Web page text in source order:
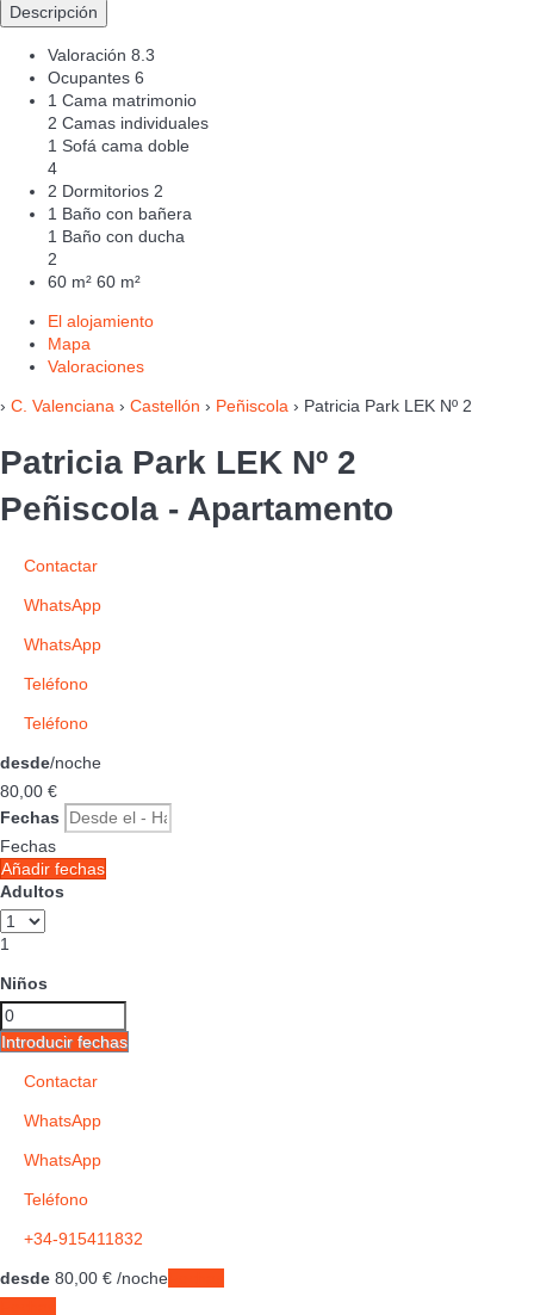
Descripción
Valoración 8.3
Ocupantes 6
1 Cama matrimonio
2 Camas individuales
1 Sofá cama doble
4
2 Dormitorios 2
1 Baño con bañera
1 Baño con ducha
2
60 m² 60 m²
El alojamiento
Mapa
Valoraciones
› C. Valenciana › Castellón › Peñiscola › Patricia Park LEK Nº 2
Patricia Park LEK Nº 2
Peñiscola - Apartamento
Contactar
WhatsApp
WhatsApp
Teléfono
Teléfono
desde/noche
80, 00 €
Fechas
Fechas
Añadir fechas
Adultos
1
Niños
Introducir fechas
Contactar
WhatsApp
WhatsApp
Teléfono
+34-915411832
desde 80, 00 € /noche